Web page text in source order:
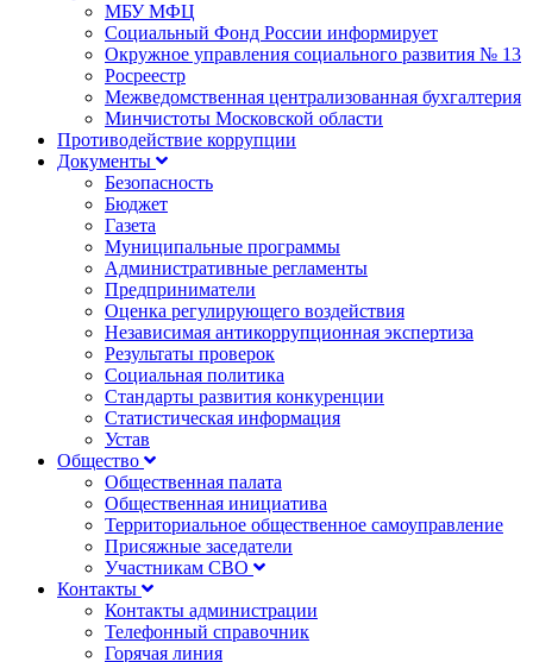
МБУ МФЦ
Социальный Фонд России информирует
Окружное управления социального развития № 13
Росреестр
Межведомственная централизованная бухгалтерия
Минчистоты Московской области
Противодействие коррупции
Документы
Безопасность
Бюджет
Газета
Муниципальные программы
Административные регламенты
Предприниматели
Оценка регулирующего воздействия
Независимая антикоррупционная экспертиза
Результаты проверок
Социальная политика
Стандарты развития конкуренции
Статистическая информация
Устав
Общество
Общественная палата
Общественная инициатива
Территориальное общественное самоуправление
Присяжные заседатели
Участникам СВО
Контакты
Контакты администрации
Телефонный справочник
Горячая линия